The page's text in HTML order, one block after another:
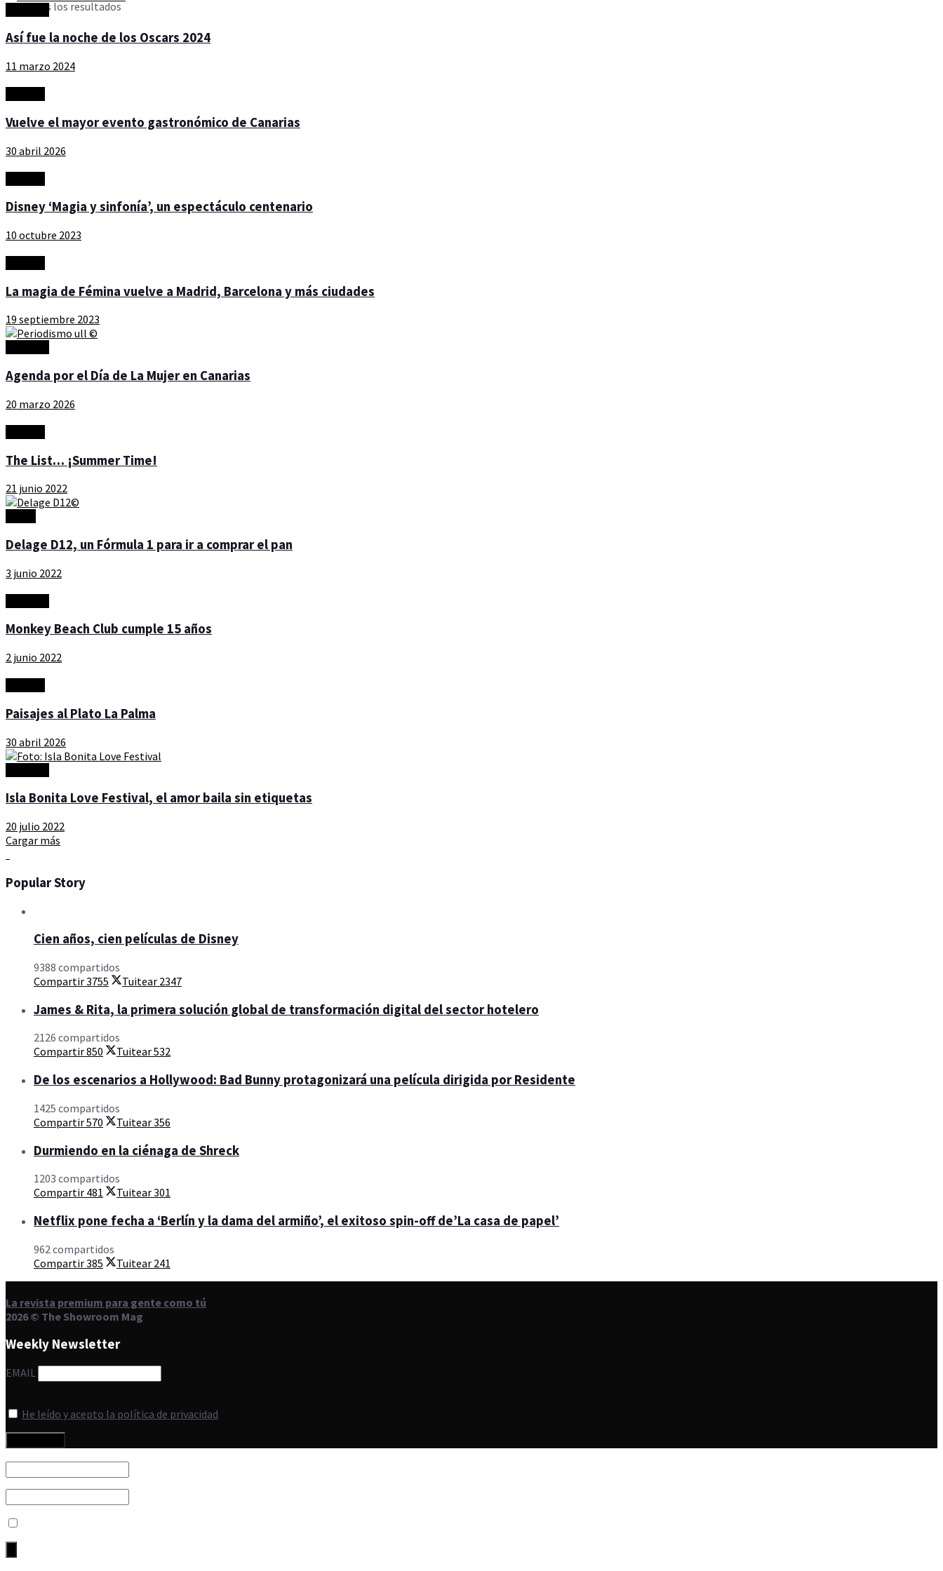
Ver todos los resultados
Así fue la noche de los Oscars 2024
11 marzo 2024
Vuelve el mayor evento gastronómico de Canarias
30 abril 2026
Disney ‘Magia y sinfonía’, un espectáculo centenario
10 octubre 2023
La magia de Fémina vuelve a Madrid, Barcelona y más ciudades
19 septiembre 2023
Agenda por el Día de La Mujer en Canarias
20 marzo 2026
The List… ¡Summer Time!
21 junio 2022
Delage D12, un Fórmula 1 para ir a comprar el pan
3 junio 2022
Monkey Beach Club cumple 15 años
2 junio 2022
Paisajes al Plato La Palma
30 abril 2026
Isla Bonita Love Festival, el amor baila sin etiquetas
20 julio 2022
Cargar más
Popular Story
Cien años, cien películas de Disney
9388 compartidos
Compartir3755 Tuitear 2347
James & Rita, la primera solución global de transformación digital del sector hotelero
2126 compartidos
Compartir850 Tuitear532
De los escenarios a Hollywood: Bad Bunny protagonizará una película dirigida por Residente
1425 compartidos
Compartir570 Tuitear356
Durmiendo en la ciénaga de Shreck
1203 compartidos
Compartir 481 Tuitear301
Netflix pone fecha a ‘Berlín y la dama del armiño’, el exitoso spin-off de’La casa de papel’
962 compartidos
Compartir385 Tuitear 241
La revista premium para gente como tú
2026 © The Showroom Mag
Weekly Newsletter
EMAIL
He leído y acepto la política de privacidad